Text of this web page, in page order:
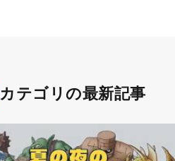
カテゴリの最新記事